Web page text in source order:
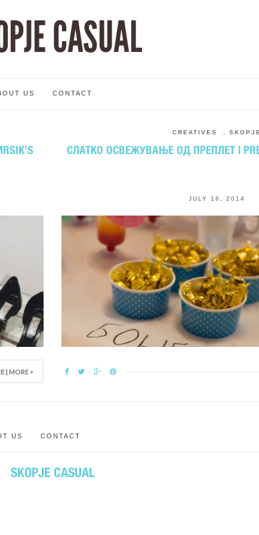
CASUAL
US CONTACT
| MORE >
CREATIVES SKOPJE
СЛАТКО ОСВЕЖУВАЊЕ ОД ПРЕПЛЕТ |
JULY 16, 2014
US CONTACT
SKOPJE CASUAL